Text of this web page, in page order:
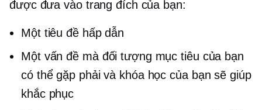
được đưa vào trang đích của bạn:
Một tiêu đề hấp dẫn
Một vấn đề mà đối tượng mục tiêu của bạn
có thể gặp phải và khóa học của bạn sẽ giúp
khắc phục